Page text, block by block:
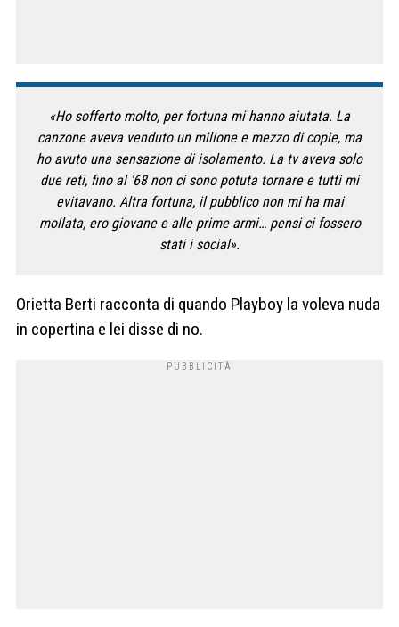
«Ho sofferto molto, per fortuna mi hanno aiutata. La
canzone aveva venduto un milione e mezzo di copie, ma
ho avuto una sensazione di isolamento. La tv aveva solo
due reti, fino al ’68 non ci sono potuta tornare e tutti mi
evitavano. Altra fortuna, il pubblico non mi ha mai
mollata, ero giovane e alle prime armi… pensi ci fossero
stati i social».
Orietta Berti racconta di quando Playboy la voleva nuda
in copertina e lei disse di no.